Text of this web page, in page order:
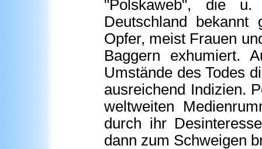
"Polskaweb", die
Deutschland
Opfer, meist Frauen
Baggern exhumiert.
Umstände des Todes
ausreichend Indizien.
weltweiten
durch ihr
dann zum Schweigen